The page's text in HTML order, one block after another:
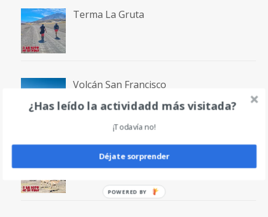
Terma La Gruta
Volcán San Francisco
Laguna San Francisco
¿Has leído la actividadd más visitada?
¡Todavía no!
Déjate sorprender
POWERED